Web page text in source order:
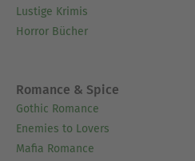
Lustige Krimis
Horror Bücher
Romance & Spice
Gothic Romance
Enemies to Lovers
Mafia Romance